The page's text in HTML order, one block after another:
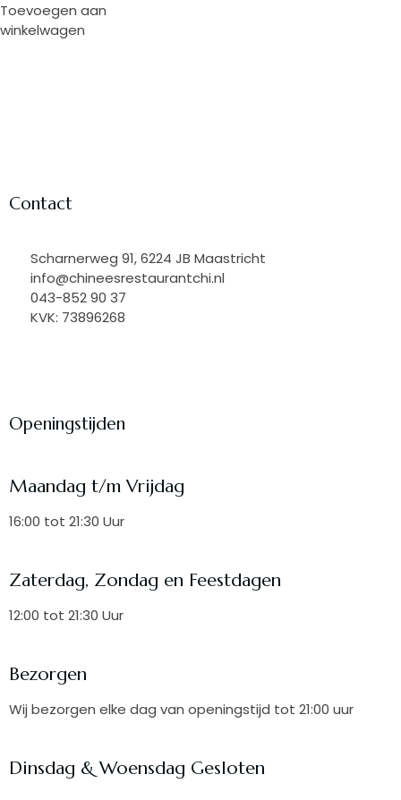
Toevoegen aan
winkelwagen
Contact
Scharnerweg 91, 6224 JB Maastricht
info@chineesrestaurantchi.nl
043-852 90 37
KVK: 73896268
Openingstijden
Maandag t/m Vrijdag
16:00 tot 21:30 Uur
Zaterdag, Zondag en Feestdagen
12:00 tot 21:30 Uur
Bezorgen
Wij bezorgen elke dag van openingstijd tot 21:00 uur
Dinsdag & Woensdag Gesloten